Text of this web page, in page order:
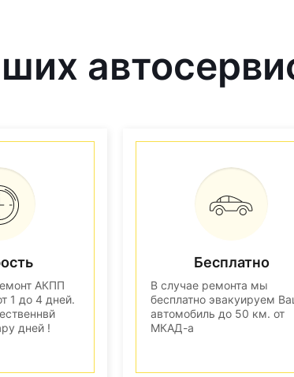
АКПП
1 до 4 дней.
дней !
Бесплатно
В случае ремонта мы
бесплатно эвакуируем
автомобиль до 50 км. от
МКАД-а